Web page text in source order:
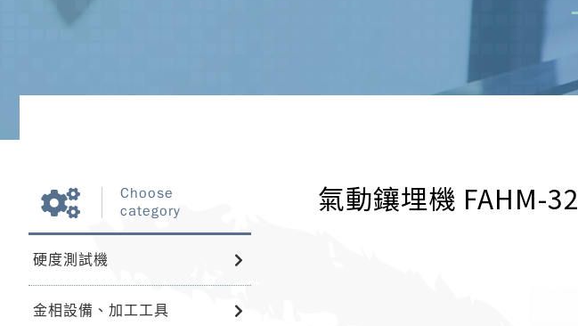
Choose
category
硬度測試機
金相設備、加工工具
氣動鑲埋機 FAHM-32